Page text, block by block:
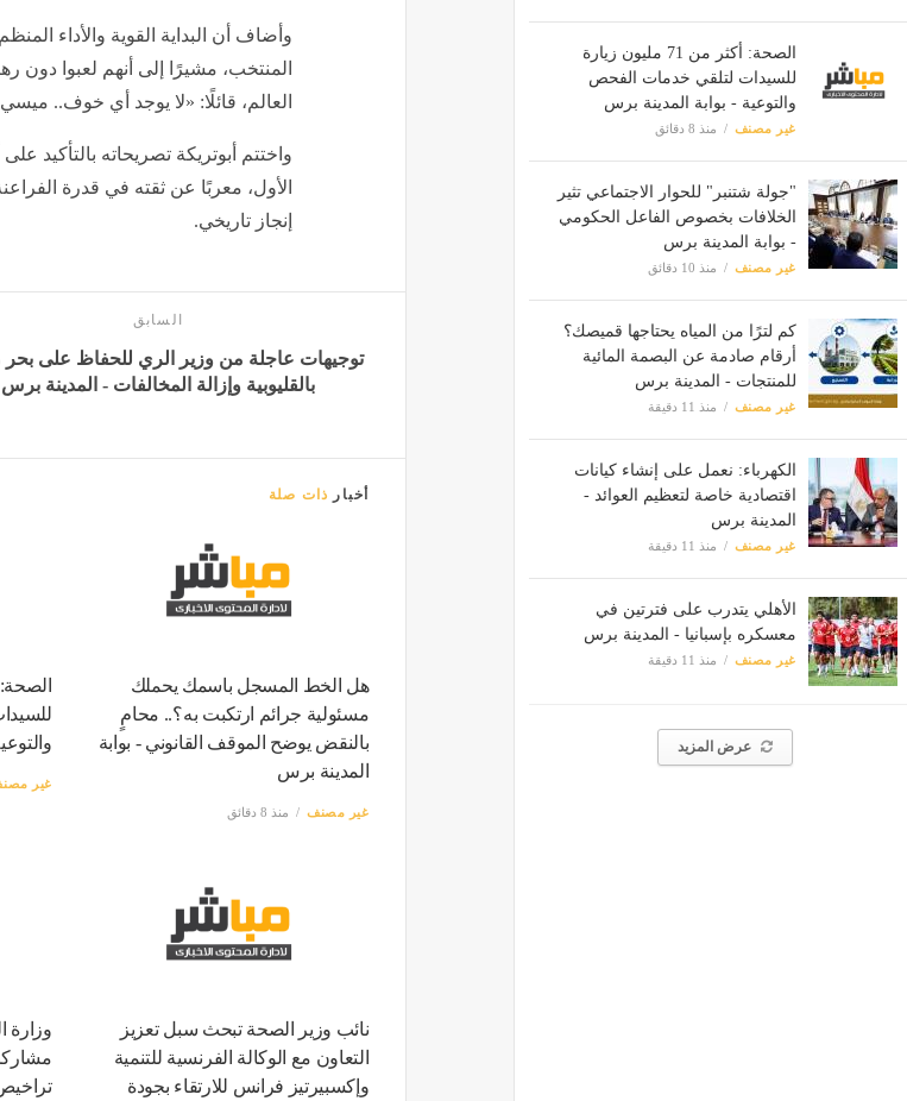
الصحة: أكثر من 71 مليون زيارة
للسيدات لتلقي خدمات الفحص
والتوعية - بوابة المدينة برس
غير مصنف منذ 8 دقائق
"جولة شتنبر" للحوار الاجتماعي تثير
الخلافات بخصوص الفاعل الحكومي
- بوابة المدينة برس
غير مصنف منذ 10 دقائق
كم لترًا من المياه يحتاجها قميصك؟
أرقام صادمة عن البصمة المائية
للمنتجات - المدينة برس
غير مصنف منذ 11 دقيقة
الكهرباء: نعمل على إنشاء كيانات
اقتصادية خاصة لتعظيم العوائد -
المدينة برس
غير مصنف منذ 11 دقيقة
الأهلي يتدرب على فترتين في
معسكره بإسبانيا - المدينة برس
غير مصنف منذ 11 دقيقة
عرض المزيد
وأضاف أن البداية القوية والأداء
المنتخب، مشيرًا إلى أنهم لعبوا دون
العالم، قائلًا: «لا يوجد أي خوف..
واختتم أبوتريكة تصريحاته
الأول، معربًا عن ثقته في قدرة
إنجاز تاريخي.
السابق
توجيهات عاجلة من وزير الري للحفاظ على
بالقليوبية وإزالة المخالفات - المدينة برس
أخبار ذات صلة
هل الخط المسجل باسمك يحملك
مسئولية جرائم ارتكبت به؟.. محامٍ
بالنقض يوضح الموقف القانوني - بوابة
المدينة برس
غير مصنف منذ 8 دقائق
غير
نائب وزير الصحة تبحث سبل تعزيز
التعاون مع الوكالة الفرنسية للتنمية
وإكسبيرتيز فرانس للارتقاء بجودة
وزارة